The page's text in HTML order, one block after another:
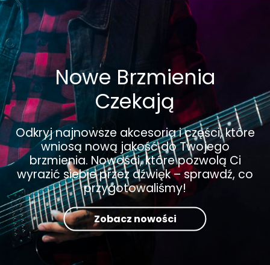
Nowe Brzmienia
Czekają
Odkryj najnowsze akcesoria i części, które
wniosą nową jakość do Twojego
brzmienia. Nowości, które pozwolą Ci
wyrazić siebie przez dźwięk – sprawdź, co
przygotowaliśmy!
Zobacz nowości